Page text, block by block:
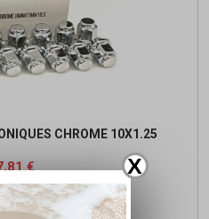
X
CHROME 10X1.25
€
de
base
au panier